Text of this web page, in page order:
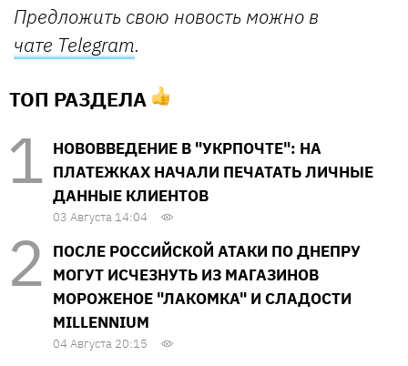
Предложить свою новость можно в
чате Telegram.
ТОП РАЗДЕЛА
НОВОВВЕДЕНИЕ В "УКРПОЧТЕ": НА
ПЛАТЕЖКАХ НАЧАЛИ ПЕЧАТАТЬ ЛИЧНЫЕ
ДАННЫЕ КЛИЕНТОВ
03 Августа 14:04
ПОСЛЕ РОССИЙСКОЙ АТАКИ ПО ДНЕПРУ
МОГУТ ИСЧЕЗНУТЬ ИЗ МАГАЗИНОВ
МОРОЖЕНОЕ "ЛАКОМКА" И СЛАДОСТИ
MILLENNIUM
04 Августа 20:15